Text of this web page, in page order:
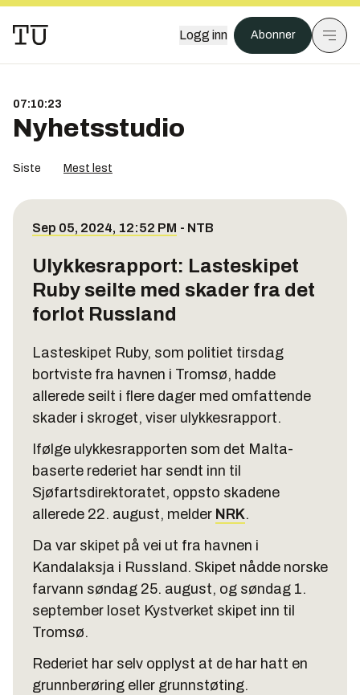
Logg inn Abonner
07:10:23
Nyhetsstudio
Siste Mest lest
Sep 05, 2024, 12:52 PM - NTB
Ulykkesrapport: Lasteskipet
Ruby seilte med skader fra det
forlot Russland
Lasteskipet Ruby, som politiet tirsdag
bortviste fra havnen i Tromsø, hadde
allerede seilt i flere dager med omfattende
skader i skroget, viser ulykkesrapport.
Ifølge ulykkesrapporten som det Malta-
baserte rederiet har sendt inn til
Sjøfartsdirektoratet, oppsto skadene
allerede 22. august, melder NRK.
Da var skipet på vei ut fra havnen i
Kandalaksja i Russland. Skipet nådde norske
farvann søndag 25. august, og søndag 1.
september loset Kystverket skipet inn til
Tromsø.
Rederiet har selv opplyst at de har hatt en
grunnberøring eller grunnstøting.